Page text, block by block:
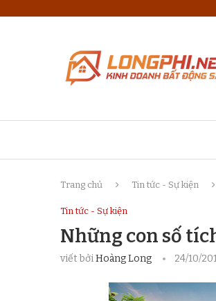
Trang chủ Tin tức - Sự kiện
Tin tức - Sự kiện
Những con số
viết bởiHoàng Long 24/10/